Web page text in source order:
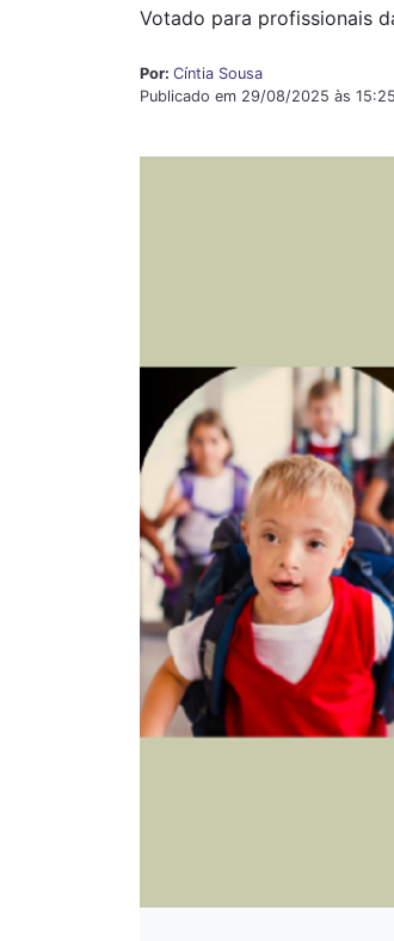
Votado para profissionais
Por: Cíntia Sousa
Publicado em 29/08/2025 às